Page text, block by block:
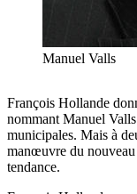
Manuel Valls
François Hollande
nommant Manuel
municipales. Mais à
manœuvre du
tendance.